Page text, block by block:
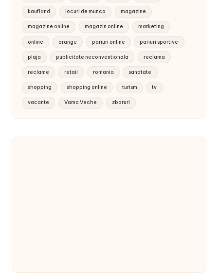
kaufland locuri de munca magazine
magazine online magazin online marketing
online orange pariuri online pariuri sportive
plaja publicitate neconventionala reclama
reclame retail romania sanatate
shopping shopping online turism tv
vacante Vama Veche zboruri